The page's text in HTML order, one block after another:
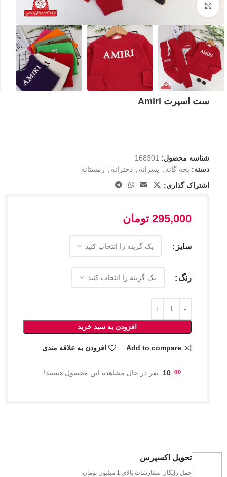
بزرگنمایی تصویر
ست اسپرت Amiri
شناسه محصول: 168301
دسته: بچه گانه پسرانه دخترانه
زمستانه
اشتراک گذاری:
295,000 تومان
سایز
رنگ
افزودن به سبد خرید
Add to compare افزودن به علاقه مندی
10 نفر در حال مشاهده این محصول هستند!
تحویل اکسپرس
حمل رایگان سفارشات بالای 1 میلیون تومان